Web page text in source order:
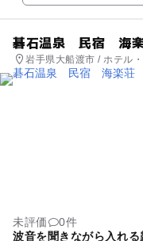
碁石温泉 民宿 海
岩手県大船渡市 / ホテル
未評価
0件
波音を聞きながら入れ